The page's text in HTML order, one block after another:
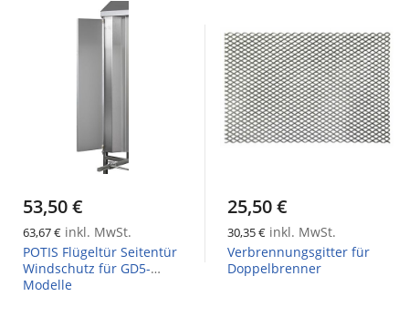
53,50 €
63,67 € inkl. MwSt.
POTIS Flügeltür Seitentür
Windschutz für GD5-
Modelle
25,50 €
30,35 € inkl. MwSt.
Verbrennungsgitter für
Doppelbrenner